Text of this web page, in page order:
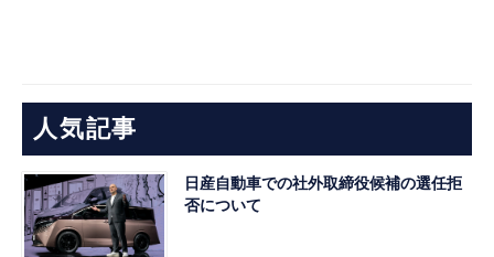
人気記事
日産自動車での社外取締役候補の選任拒
否について